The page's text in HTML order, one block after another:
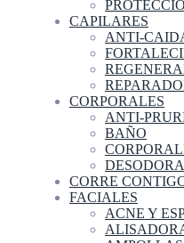
CAPILARES
ANTI-
CORPORALES
ANTI-
BAÑO
CORRE
FACIALES
ACNE Y